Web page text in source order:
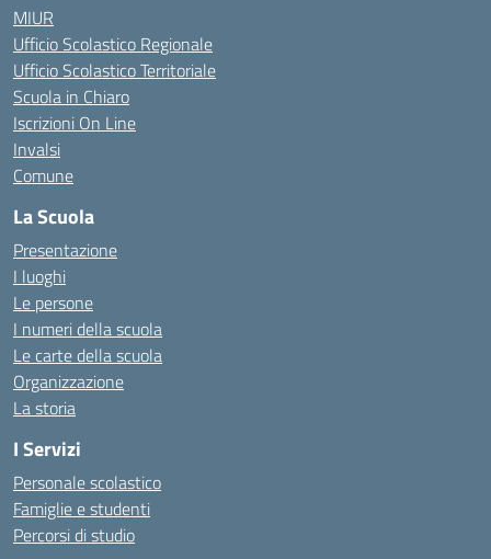
MIUR
Ufficio Scolastico Regionale
Ufficio Scolastico Territoriale
Scuola in Chiaro
Iscrizioni On Line
Invalsi
Comune
La Scuola
Presentazione
I luoghi
Le persone
I numeri della scuola
Le carte della scuola
Organizzazione
La storia
I Servizi
Personale scolastico
Famiglie e studenti
Percorsi di studio